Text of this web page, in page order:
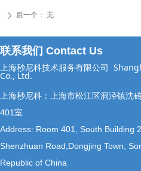
ꄲ 后一个： 无
联系我们 Contact Us
上海秒尼科技术服务有限公司
Co., Ltd.
上海秒尼科：上海市松江区洞泾镇沈
401室
Address: Room 401, South Building
Shenzhuan Road,Dongjing Town,
Republic of China